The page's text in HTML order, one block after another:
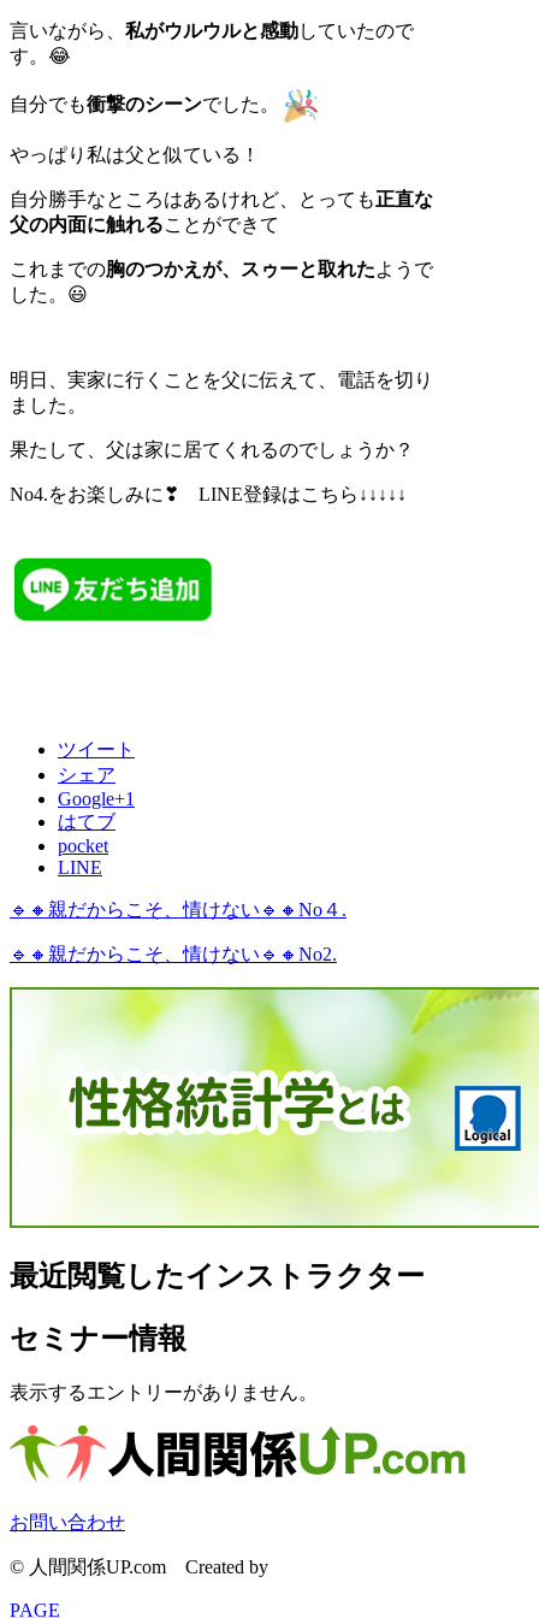
言いながら、 私がウルウルと感動していたので
す。😂
自分でも衝撃のシーンでした。
やっぱり私は父と似ている！
自分勝手なところはあるけれど、とっても正直な
父の内面に触れることができて
これまでの胸のつかえが、スゥーと取れたようで
した。😃
明日、実家に行くことを父に伝えて、電話を切り
ました。
果たして、父は家に居てくれるのでしょうか？
No4.をお楽しみに❣ LINE登録はこちら↓↓↓↓↓
ツイート
シェア
Google+1
はてブ
pocket
LINE
🔹🔸親だからこそ、情けない🔹🔸No４.
🔹🔸親だからこそ、情けない🔹🔸No2.
最近閲覧したインストラクター
セミナー情報
表示するエントリーがありません。
お問い合わせ
© 人間関係UP.com Created by
PAGE